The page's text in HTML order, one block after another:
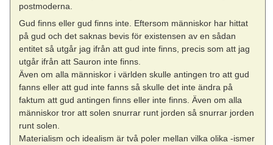
postmoderna.
Gud finns eller gud finns inte. Eftersom människor har hittat
på gud och det saknas bevis för existensen av en sådan
entitet så utgår jag ifrån att gud inte finns, precis som att jag
utgår ifrån att Sauron inte finns.
Även om alla människor i världen skulle antingen tro att gud
fanns eller att gud inte fanns så skulle det inte ändra på
faktum att gud antingen finns eller inte finns. Även om alla
människor tror att solen snurrar runt jorden så snurrar jorden
runt solen.
Materialism och idealism är två poler mellan vilka olika -ismer